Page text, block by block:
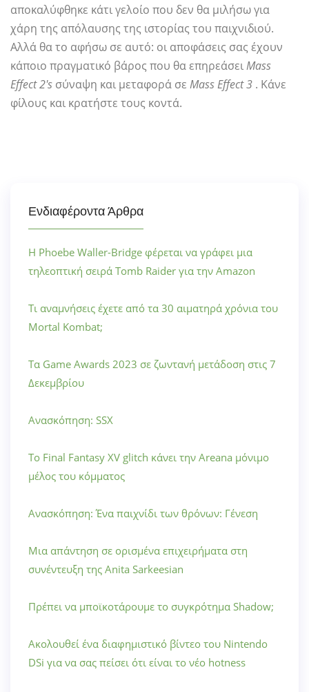
αποκαλύφθηκε κάτι γελοίο που δεν θα μιλήσω για
χάρη της απόλαυσης της ιστορίας του παιχνιδιού.
Αλλά θα το αφήσω σε αυτό: οι αποφάσεις σας έχουν
κάποιο πραγματικό βάρος που θα επηρεάσειMass
Effect 2's σύναψη και μεταφορά σε Mass Effect 3 . Κάνε
φίλους και κρατήστε τους κοντά.
Ενδιαφέροντα Άρθρα
Η Phoebe Waller-Bridge φέρεται να γράφει μια
τηλεοπτική σειρά Tomb Raider για την Amazon
Τι αναμνήσεις έχετε από τα 30 αιματηρά χρόνια του
Mortal Kombat;
Τα Game Awards 2023 σε ζωντανή μετάδοση στις 7
Δεκεμβρίου
Ανασκόπηση: SSX
Το Final Fantasy XV glitch κάνει την Areana μόνιμο
μέλος του κόμματος
Ανασκόπηση: Ένα παιχνίδι των θρόνων: Γένεση
Μια απάντηση σε ορισμένα επιχειρήματα στη
συνέντευξη της Anita Sarkeesian
Πρέπει να μποϊκοτάρουμε το συγκρότημα Shadow;
Ακολουθεί ένα διαφημιστικό βίντεο του Nintendo
DSi για να σας πείσει ότι είναι το νέο hotness